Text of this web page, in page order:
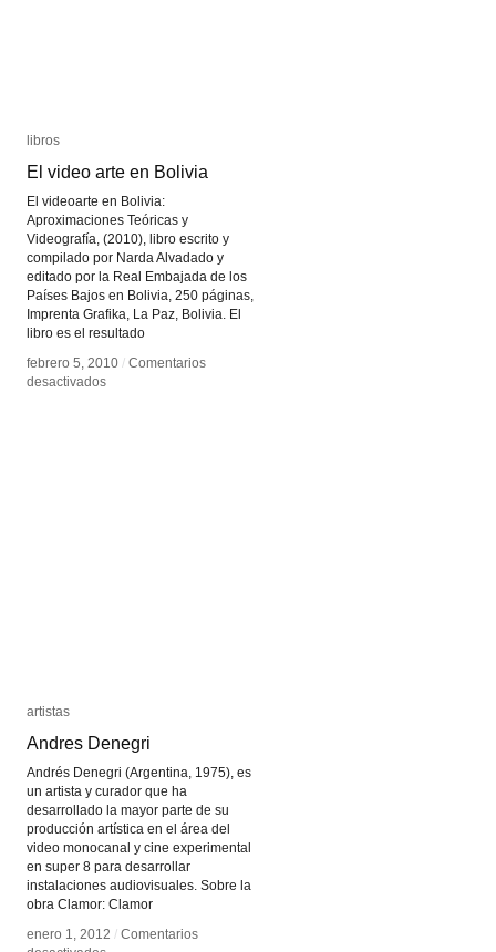
libros
El video arte en Bolivia
El videoarte en Bolivia:
Aproximaciones Teóricas y
Videografía, (2010), libro escrito y
compilado por Narda Alvadado y
editado por la Real Embajada de los
Países Bajos en Bolivia, 250 páginas,
Imprenta Grafika, La Paz, Bolivia. El
libro es el resultado
febrero 5, 2010 / Comentarios
desactivadosen
libros
El video arte en Bolivia
febrero 5, 2010 / Comentarios
desactivadosen
artistas
Andres Denegri
Andrés Denegri (Argentina, 1975), es
un artista y curador que ha
desarrollado la mayor parte de su
producción artística en el área del
video monocanal y cine experimental
en super 8 para desarrollar
instalaciones audiovisuales. Sobre la
obra Clamor: Clamor
enero 1, 2012 / Comentarios
artistas
Andres Denegri
enero 1, 2012 / Comentarios